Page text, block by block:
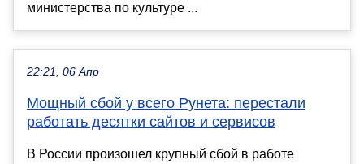
министерства по культуре ...
22:21, 06 Апр
Мощный сбой у всего Рунета: перестали
работать десятки сайтов и сервисов
В России произошел крупный сбой в работе